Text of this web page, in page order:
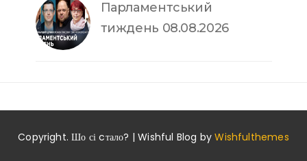
Парламентський
тиждень 08.08.2026
Copyright. Шо сі cтало? | Wishful Blog byWishfulthemes